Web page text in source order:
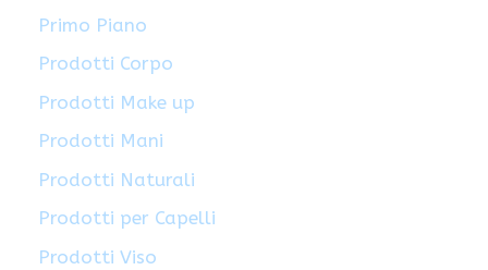
Primo Piano
Prodotti Corpo
Prodotti Make up
Prodotti Mani
Prodotti Naturali
Prodotti per Capelli
Prodotti Viso